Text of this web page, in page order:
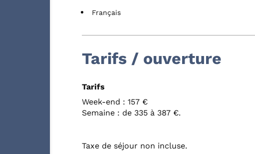
Français
Tarifs / ouverture
Tarifs
Week-end : 157 €
Semaine : de 335 à 387 €.
Taxe de séjour non incluse.